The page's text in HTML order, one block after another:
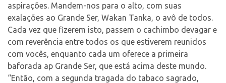
aspirações. Mandem-nos para o alto, com suas
exalações ao Grande Ser, Wakan Tanka, o avô de todos.
Cada vez que fizerem isto, passem o cachimbo devagar e
com reverência entre todos os que estiverem reunidos
com vocês, enquanto cada um oferece a primeira
baforada ap Grande Ser, que está acima deste mundo.
“Então, com a segunda tragada do tabaco sagrado,